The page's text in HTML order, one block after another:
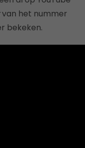
van het nummer
bekeken.